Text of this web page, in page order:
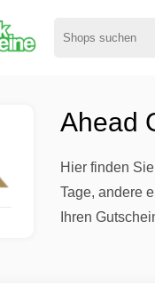
Ahead
Hier finden
Tage, andere
Ihren